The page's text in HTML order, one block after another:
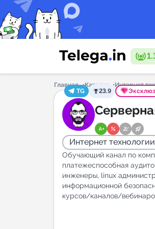
Главная Каталог Интернет
TG
23.9
Интернет технологии
Обучающий канал по
платежеспособная
инженеры, linux
информационной
курсов/каналов/